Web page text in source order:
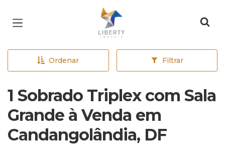
Página inicial
Ordenar Filtrar
1 Sobrado Triplex com Sala
Grande à Venda em
Candangolândia, DF